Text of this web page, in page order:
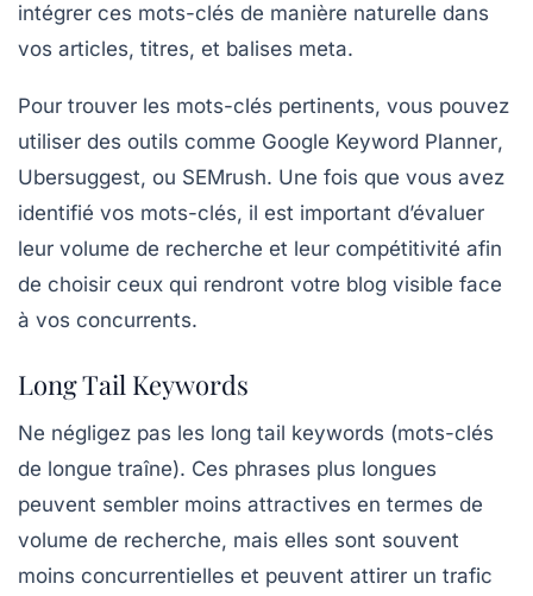
intégrer ces mots-clés de manière naturelle dans
vos articles, titres, et balises meta.
Pour trouver les mots-clés pertinents, vous pouvez
utiliser des outils comme Google Keyword Planner,
Ubersuggest, ou SEMrush. Une fois que vous avez
identifié vos mots-clés, il est important d’évaluer
leur volume de recherche et leur compétitivité afin
de choisir ceux qui rendront votre blog visible face
à vos concurrents.
Long Tail Keywords
Ne négligez pas les long tail keywords (mots-clés
de longue traîne). Ces phrases plus longues
peuvent sembler moins attractives en termes de
volume de recherche, mais elles sont souvent
moins concurrentielles et peuvent attirer un trafic